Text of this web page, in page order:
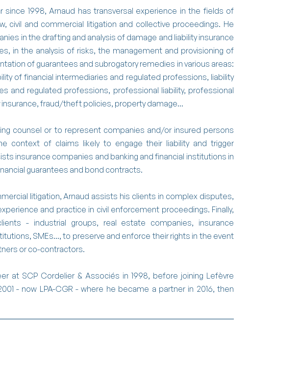
since 1998, Arnaud has transversal experience in the fields of
civil and commercial litigation and collective proceedings. He
in the drafting and analysis of damage and liability insurance
in the analysis of risks, the management and provisioning of
of guarantees and subrogatory remedies in various areas:
of financial intermediaries and regulated professions, liability
and regulated professions, professional liability, professional
insurance, fraud/theft policies, property damage...
counsel or to represent companies and/or insured persons
context of claims likely to engage their liability and trigger
insurance companies and banking and financial institutions in
guarantees and bond contracts.
litigation, Arnaud assists his clients in complex disputes,
and practice in civil enforcement proceedings. Finally,
- industrial groups, real estate companies, insurance
SMEs..., to preserve and enforce their rights in the event
or co-contractors.
at SCP Cordelier & Associés in 1998, before joining Lefèvre
- now LPA-CGR - where he became a partner in 2016, then